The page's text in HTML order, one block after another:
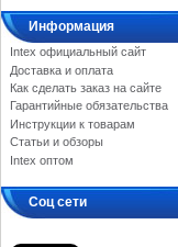
Информация
Intex официальный сайт
Доставка и оплата
Как сделать заказ на сайте
Гарантийные обязательства
Инструкции к товарам
Статьи и обзоры
Intex оптом
Соц сети